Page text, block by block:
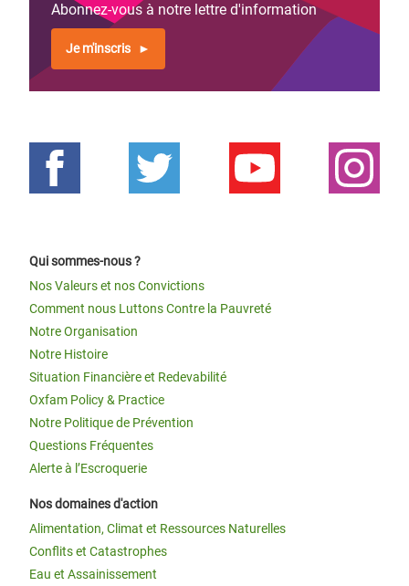
Abonnez-vous à notre lettre d'information
Je m'inscris
Qui sommes-nous ?
Nos Valeurs et nos Convictions
Comment nous Luttons Contre la Pauvreté
Notre Organisation
Notre Histoire
Situation Financière et Redevabilité
Oxfam Policy & Practice
Notre Politique de Prévention
Questions Fréquentes
Alerte à l’Escroquerie
Nos domaines d'action
Alimentation, Climat et Ressources Naturelles
Conflits et Catastrophes
Eau et Assainissement